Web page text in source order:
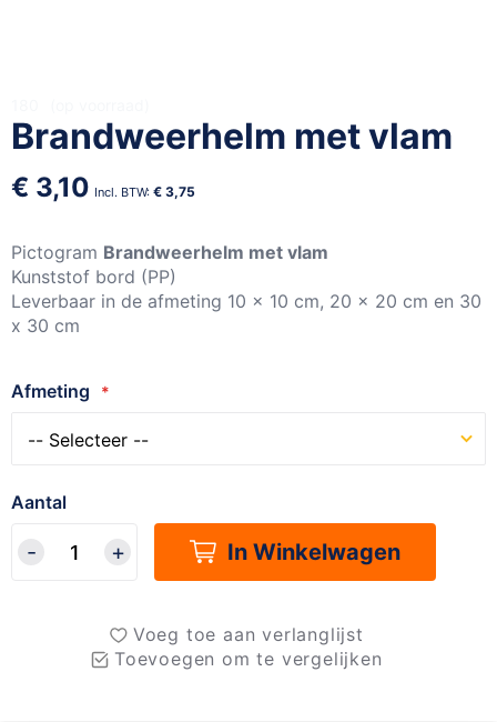
Brandweerhelm met vlam
€ 3,10 € 3,75
Pictogram Brandweerhelm met vlam
Kunststof bord (PP)
Leverbaar in de afmeting 10 x 10 cm, 20 x 20 cm en 30
x 30 cm
Afmeting
Aantal
In Winkelwagen
Voeg toe aan verlanglijst
Toevoegen om te vergelijken
naar
het
begin
van
afbeeldingen-
gallerij